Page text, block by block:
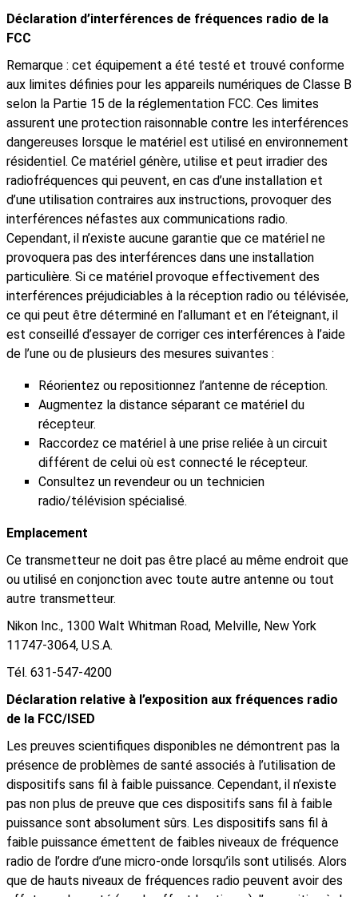
Déclaration d’interférences de fréquences radio de la
FCC
Remarque : cet équipement a été testé et trouvé conforme
aux limites définies pour les appareils numériques de Classe B
selon la Partie 15 de la réglementation FCC. Ces limites
assurent une protection raisonnable contre les interférences
dangereuses lorsque le matériel est utilisé en environnement
résidentiel. Ce matériel génère, utilise et peut irradier des
radiofréquences qui peuvent, en cas d’une installation et
d’une utilisation contraires aux instructions, provoquer des
interférences néfastes aux communications radio.
Cependant, il n’existe aucune garantie que ce matériel ne
provoquera pas des interférences dans une installation
particulière. Si ce matériel provoque effectivement des
interférences préjudiciables à la réception radio ou télévisée,
ce qui peut être déterminé en l’allumant et en l’éteignant, il
est conseillé d’essayer de corriger ces interférences à l’aide
de l’une ou de plusieurs des mesures suivantes :
Réorientez ou repositionnez l’antenne de réception.
Augmentez la distance séparant ce matériel du
récepteur.
Raccordez ce matériel à une prise reliée à un circuit
différent de celui où est connecté le récepteur.
Consultez un revendeur ou un technicien
radio/télévision spécialisé.
Emplacement
Ce transmetteur ne doit pas être placé au même endroit que
ou utilisé en conjonction avec toute autre antenne ou tout
autre transmetteur.
Nikon Inc., 1300 Walt Whitman Road, Melville, New York
11747-3064, U.S.A.
Tél. 631-547-4200
Déclaration relative à l’exposition aux fréquences radio
de la FCC/ISED
Les preuves scientifiques disponibles ne démontrent pas la
présence de problèmes de santé associés à l’utilisation de
dispositifs sans fil à faible puissance. Cependant, il n’existe
pas non plus de preuve que ces dispositifs sans fil à faible
puissance sont absolument sûrs. Les dispositifs sans fil à
faible puissance émettent de faibles niveaux de fréquence
radio de l’ordre d’une micro-onde lorsqu’ils sont utilisés. Alors
que de hauts niveaux de fréquences radio peuvent avoir des